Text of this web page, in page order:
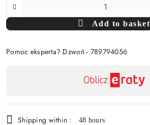
Add to basket
Pomoc eksperta? Dzwoń - 789794056
and
delivery
Shipping within : 48 hours